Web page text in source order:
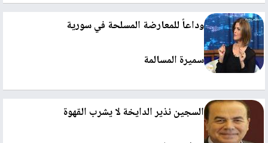
وداعاً للمعارضة المسلحة في سورية
سميرة المسالمة
السجين نذير الدايخة لا يشرب القهوة